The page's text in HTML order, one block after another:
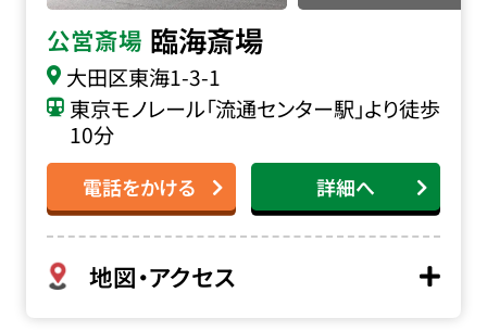
公営斎場 臨海斎場
大田区東海1-3-1
東京モノレール「流通センター駅」より徒歩
10分
電話をかける 詳細へ
地図・アクセス